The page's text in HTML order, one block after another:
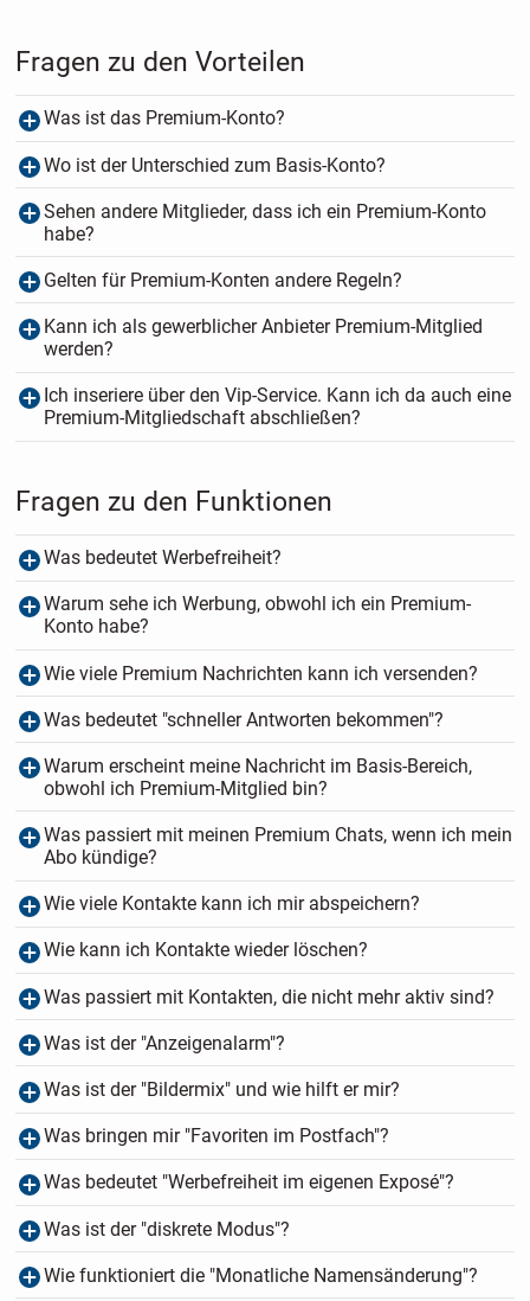
Fragen zu den Vorteilen
Was ist das Premium-Konto?
Wo ist der Unterschied zum Basis-Konto?
Sehen andere Mitglieder, dass ich ein Premium-Konto
habe?
Gelten für Premium-Konten andere Regeln?
Kann ich als gewerblicher Anbieter Premium-Mitglied
werden?
Ich inseriere über den Vip-Service. Kann ich da auch eine
Premium-Mitgliedschaft abschließen?
Fragen zu den Funktionen
Was bedeutet Werbefreiheit?
Warum sehe ich Werbung, obwohl ich ein Premium-
Konto habe?
Wie viele Premium Nachrichten kann ich versenden?
Was bedeutet "schneller Antworten bekommen"?
Warum erscheint meine Nachricht im Basis-Bereich,
obwohl ich Premium-Mitglied bin?
Was passiert mit meinen Premium Chats, wenn ich mein
Abo kündige?
Wie viele Kontakte kann ich mir abspeichern?
Wie kann ich Kontakte wieder löschen?
Was passiert mit Kontakten, die nicht mehr aktiv sind?
Was ist der "Anzeigenalarm"?
Was ist der "Bildermix" und wie hilft er mir?
Was bringen mir "Favoriten im Postfach"?
Was bedeutet "Werbefreiheit im eigenen Exposé"?
Was ist der "diskrete Modus"?
Wie funktioniert die "Monatliche Namensänderung"?